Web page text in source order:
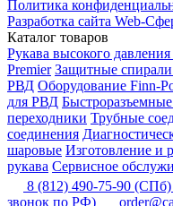
Политика
Разработка сайта Web-
Каталог товаров
Рукава высокого
Premier Защитные
РВД Оборудование Finn-
для РВД
переходники Трубные
соединения
шаровые Изготовление и
рукава Сервисное
8 (812) 490-75-90 (СПб)
звонок по РФ)